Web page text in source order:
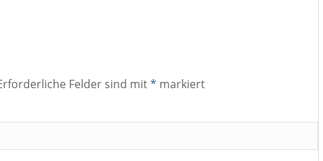
Felder sind mit* markiert